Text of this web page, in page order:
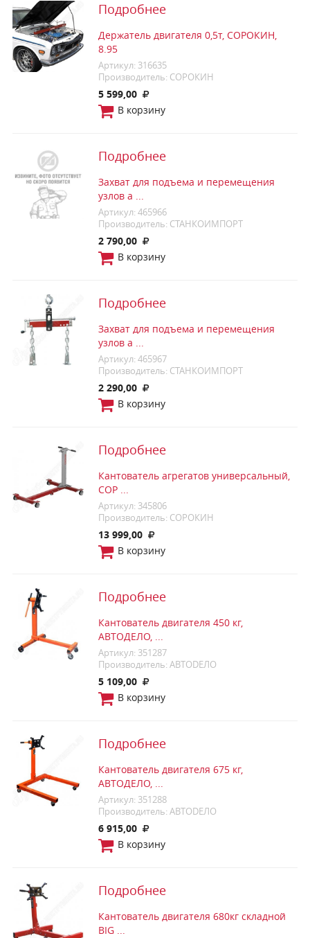
Подробнее
Держатель двигателя 0,5т, СОРОКИН,
8.95
Артикул: 316635
Производитель: СОРОКИН
5 599,00
В корзину
Подробнее
Захват для подъема и перемещения
узлов а ...
Артикул: 465966
Производитель: СТАНКОИМПОРТ
2 790,00
В корзину
Подробнее
Захват для подъема и перемещения
узлов а ...
Артикул: 465967
Производитель: СТАНКОИМПОРТ
2 290,00
В корзину
Подробнее
Кантователь агрегатов универсальный,
СОР ...
Артикул: 345806
Производитель: СОРОКИН
13 999,00
В корзину
Подробнее
Кантователь двигателя 450 кг,
АВТОДЕЛО, ...
Артикул: 351287
Производитель: АВТОDЕЛО
5 109,00
В корзину
Подробнее
Кантователь двигателя 675 кг,
АВТОДЕЛО, ...
Артикул: 351288
Производитель: АВТОDЕЛО
6 915,00
В корзину
Подробнее
Кантователь двигателя 680кг складной
BIG ...